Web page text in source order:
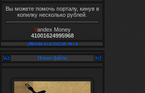
Вы можете помочь порталу, кинув в
копилку несколько рублей.
Yandex Money
41001624995968
Новые файлы